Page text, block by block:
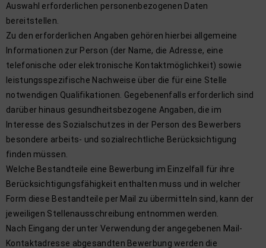
Auswahl erforderlichen personenbezogenen Daten
bereitstellen.
Zu den erforderlichen Angaben gehören hierbei allgemeine
Informationen zur Person (der Name, die Adresse, eine
telefonische oder elektronische Kontaktmöglichkeit) sowie
leistungsspezifische Nachweise über die für eine Stelle
notwendigen Qualifikationen. Gegebenenfalls erforderlich sind
darüber hinaus gesundheitsbezogene Angaben, die im
Interesse des Sozialschutzes in der Person des Bewerbers
besondere arbeits- und sozialrechtliche Berücksichtigung
finden müssen.
Welche Bestandteile eine Bewerbung im Einzelfall für ihre
Berücksichtigungsfähigkeit enthalten muss und in welcher
Form diese Bestandteile per Mail zu übermitteln sind, kann der
jeweiligen Stellenausschreibung entnommen werden.
Nach Eingang der unter Verwendung der angegebenen Mail-
Kontaktadresse abgesandten Bewerbung werden die